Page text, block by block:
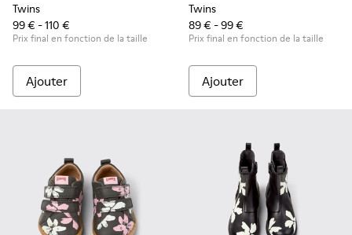
Twins
99 € - 110 €
Prix final en fonction de la taille
Ajouter
Twins
89 € - 99 €
Prix final en fonction de la taille
Ajouter